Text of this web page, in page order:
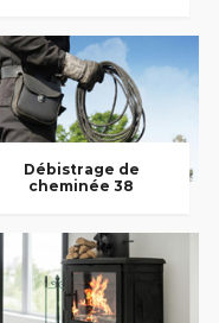
Débistrage de
cheminée 38